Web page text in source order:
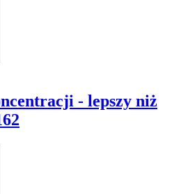
- lepszy niż